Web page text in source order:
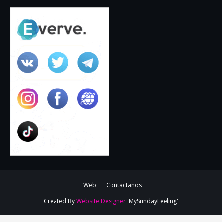
Web
Contactanos
Created ByWebsite Designer 'MySundayFeeling'